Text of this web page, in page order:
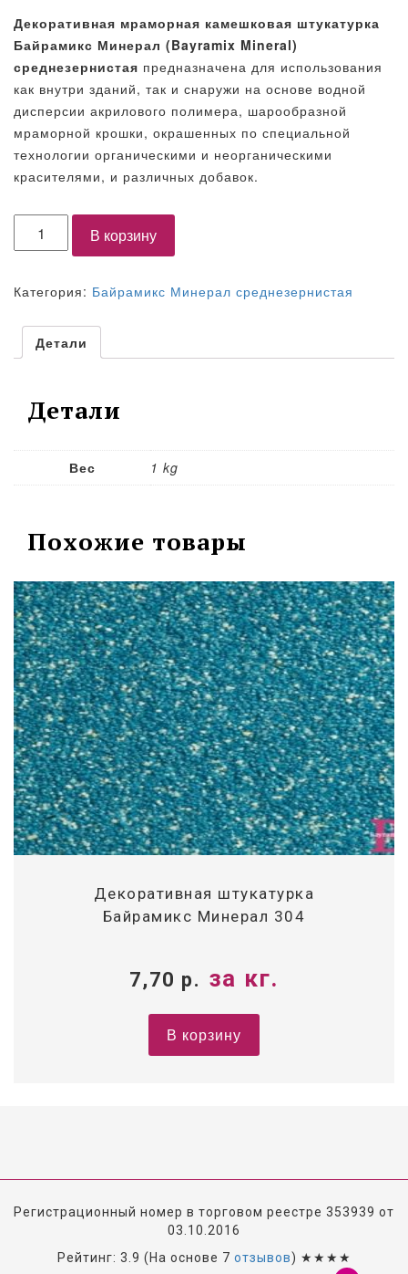
Декоративная мраморная камешковая штукатурка
Байрамикс Минерал (Bayramix Mineral)
среднезернистая предназначена для использования
как внутри зданий, так и снаружи на основе водной
дисперсии акрилового полимера, шарообразной
мраморной крошки, окрашенных по специальной
технологии органическими и неорганическими
красителями, и различных добавок.
В корзину
Категория: Байрамикс Минерал среднезернистая
Детали
Детали
Вес 1 kg
Похожие товары
Декоративная штукатурка
Байрамикс Минерал 304
7,70 р. за кг.
В корзину
Регистрационный номер в торговом реестре 353939 от
03.10.2016
Рейтинг: 3.9 (На основе 7 отзывов) ★★★★